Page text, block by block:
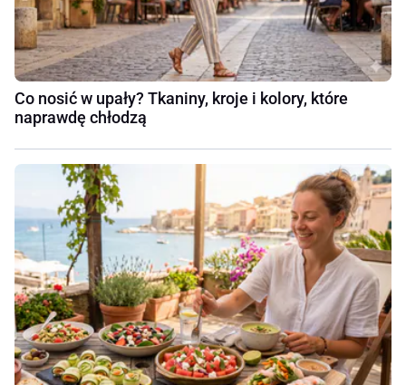
Co nosić w upały? Tkaniny, kroje i kolory, które
naprawdę chłodzą